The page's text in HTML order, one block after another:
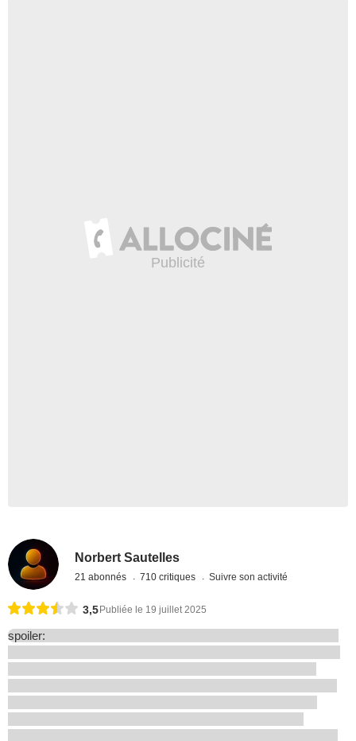
Norbert Sautelles
21 abonnés 710 critiques Suivre son activité
3,5 Publiée le 19 juillet 2025
spoiler: